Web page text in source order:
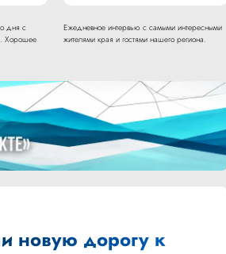
дня с
Хорошее
Ежедневное интервью с самыми интересными
жителями края и гостями нашего региона.
новую дорогу к